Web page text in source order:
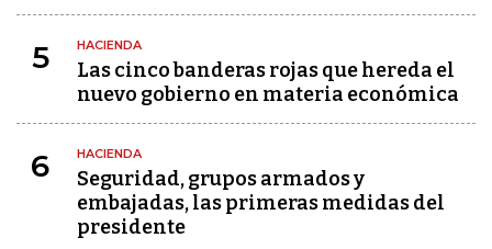
5 HACIENDA
Las cinco banderas rojas que hereda el
nuevo gobierno en materia económica
6 HACIENDA
Seguridad, grupos armados y
embajadas, las primeras medidas del
presidente